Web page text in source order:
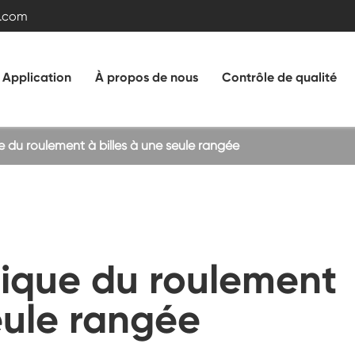
Roulement d'anneau de roulement avec
engrenage externe
Roulement de traîneau sans engrenage
Application À propos de nous Contrôle de qualité
du roulement à billes à une seule rangée
du roulement
rangée